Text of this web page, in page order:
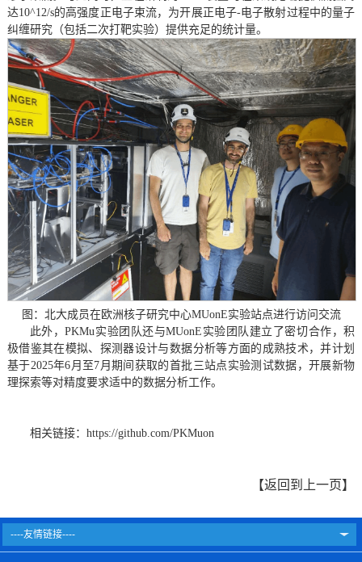
达10^12/s的高强度正电子束流，为开展正电子-电子散射过程中的量子
纠缠研究（包括二次打靶实验）提供充足的统计量。
图：北大成员在欧洲核子研究中心MUonE实验站点进行访问交流
此外，PKMu实验团队还与MUonE实验团队建立了密切合作，积
极借鉴其在模拟、探测器设计与数据分析等方面的成熟技术，并计划
基于2025年6月至7月期间获取的首批三站点实验测试数据，开展新物
理探索等对精度要求适中的数据分析工作。
相关链接： https://github.com/PKMuon
【返回到上一页】
----友情链接----